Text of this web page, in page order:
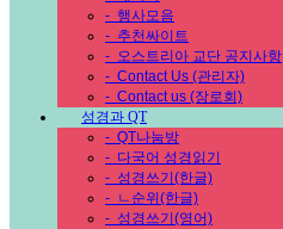
- 행사모음
- 추천싸이트
- 오스트리아 교단 공지사항
- Contact Us (관리자)
- Contact us (장로회)
성경과 QT
- QT나눔방
- 다국어 성경읽기
- 성경쓰기(한글)
- ㄴ순위(한글)
- 성경쓰기(영어)